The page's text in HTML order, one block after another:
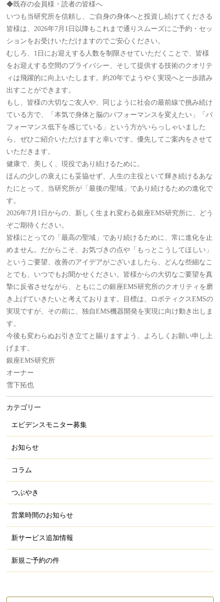
◆既存の会員様・読者の皆様へ
いつも当研究所を信頼し、ご自身の身体へと投資し続けてくださる
皆様は、2026年7月1日以降もこれまで通りスムーズにご予約・セッ
ションをお受けいただけますのでご安心ください。
むしろ、1日にお迎えする人数を制限させていただくことで、皆様
をお迎えする空間のプライバシー、そして提供する技術のクオリテ
ィは飛躍的に向上いたします。約20年でようやく実現へと一歩踏み
出すことができます。
もし、皆様の大切なご友人や、同じように社会の最前線で挑み続け
ている方で、「本気で身体と脳のパフォーマンスを変えたい」「パ
フォーマンス低下を感じている」という方がいらっしゃいました
ら、ぜひご紹介いただけますと幸いです。優先してご案内をさせて
いただきます。
健康で、美しく、現役であり続けるために。
ほんの少しの衰えにも妥協せず、人生の主役といて輝き続けるあな
たにとって、当研究所が「最後の聖域」であり続けるための進化で
す。
2026年7月1日からの、新しく生まれ変わる銀座EMS研究所に、どう
ぞご期待ください。
皆様にとっての「最高の聖域」であり続けるために、常に進化を止
めません。だからこそ、お気づきの点や「もっとこうしてほしい」
というご要望、改善のアイデアがございましたら、どんな些細なこ
とでも、いつでもお聞かせください。皆様からの大切なご要望を真
摯に反省させながら、ともにこの銀座EMS研究所のクオリティを磨
き上げていきたいと考えております。目標は、ロボティクスEMSの
実現ですが、その前に、独自EMS機器開発を実現に向け動き出しま
す。
今後も変わらぬお引き立てと賜りますよう、よろしくお願い申し上
げます。
銀座EMS研究所
オーナー
雪下拓也
カテゴリー
エビデンスモニター募集
お知らせ
コラム
つぶやき
営業時間のお知らせ
新サービス追加情報
新規ご予約の件